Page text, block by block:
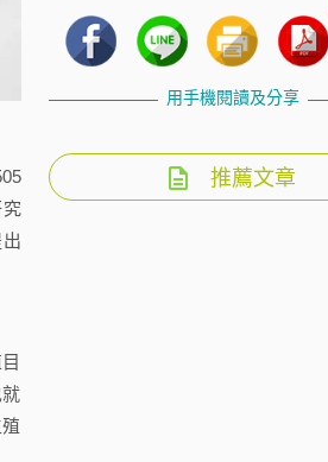
用手機閱讀及分享
推薦文章